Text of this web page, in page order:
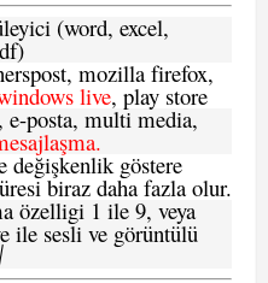
(word, excel,
mozilla firefox,
live, play store
e-posta, multi media,
değişkenlik göstere
biraz daha fazla olur.
özelligi 1 ile 9, veya
ile sesli ve görüntülü